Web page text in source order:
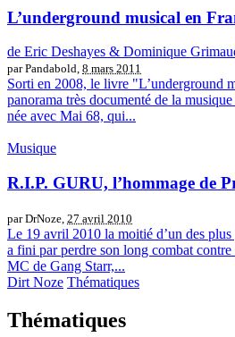
L’underground musical en
de Eric Deshayes & Dominique
par Pandabold, 8 mars 2011
Sorti en 2008, le livre "L’underground
panorama très documenté de la
née avec Mai 68, qui...
Musique
R.I.P. GURU, l’hommage de
par DrNoze, 27 avril 2010
Le 19 avril 2010 la moitié d’un des
a fini par perdre son long combat
MC de Gang Starr,...
Dirt Noze Thématiques
Thématiques